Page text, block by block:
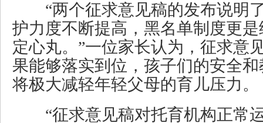
“两个征求意见稿的发布说明
护力度不断提高，黑名单制度更
定心丸。”一位家长认为，征求意
果能够落实到位，孩子们的安全
将极大减轻年轻父母的育儿压力。
“征求意见稿对托育机构正常